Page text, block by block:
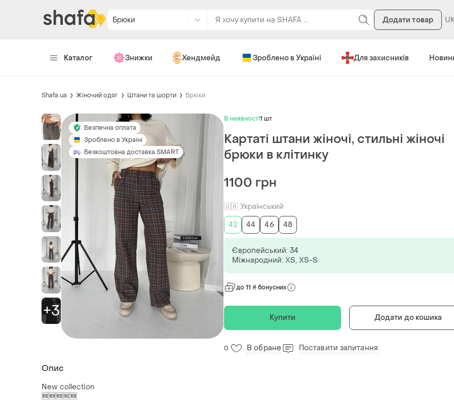
Брюки Додати товар
Каталог Знижки Хендмейд Зроблено в Україні Для захисників
Shafa.ua Жіночий одяг Штани та шорти Брюки
+3
Безпечна оплата
Зроблено в Україні
Безкоштовна доставка SMART
В наявності1 шт
Картаті штани жіночі, стильні жіночі
брюки в клітинку
1100 грн
🇺🇦 Український
42
44 46 48
Європейський: 34
Міжнародний: ХS, XS-S
до 11 ₴ бонусних
Купити Додати до кошика
0 В обране Поставити запитання
Опис
New collection
🆕🆕🆕🆓🆕